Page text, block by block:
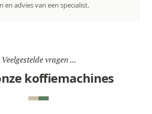
en advies van een specialist.
Veelgestelde vragen ...
koffiemachines